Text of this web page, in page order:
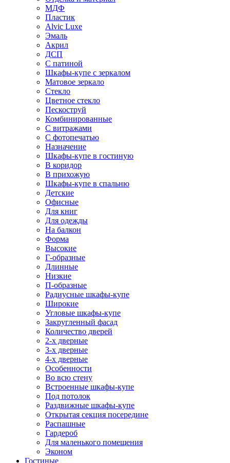
МДФ
Пластик
Alvic Luxe
Эмаль
Акрил
ДСП
С патиной
Шкафы-купе с зеркалом
Матовое зеркало
Стекло
Цветное стекло
Пескоструй
Комбинированные
С витражами
С фотопечатью
Назначение
Шкафы-купе в гостиную
В коридор
В прихожую
Шкафы-купе в спальню
Детские
Офисные
Для книг
Для одежды
На балкон
Форма
Высокие
Г-образные
Длинные
Низкие
П-образные
Радиусные шкафы-купе
Широкие
Угловые шкафы-купе
Закругленный фасад
Количество дверей
2-х дверные
3-х дверные
4-х дверные
Особенности
Во всю стену
Встроенные шкафы-купе
Под потолок
Раздвижные шкафы-купе
Открытая секция посередине
Распашные
Гардероб
Для маленького помещения
Эконом
Гостиные